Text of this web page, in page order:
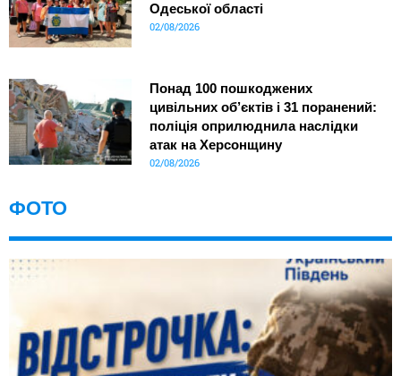
Одеської області
02/08/2026
Понад 100 пошкоджених
цивільних об’єктів і 31 поранений:
поліція оприлюднила наслідки
атак на Херсонщину
02/08/2026
ФОТО